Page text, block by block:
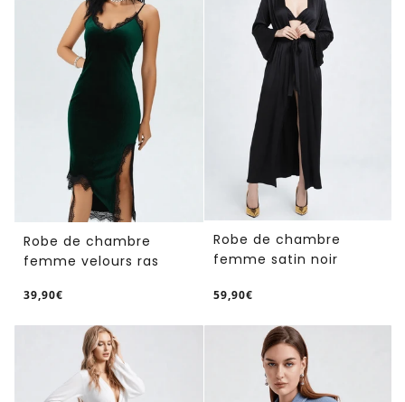
Robe de chambre
femme velours ras
39,90€
normal
/
PRIX
UNITAIRE
Robe de chambre
femme satin noir
59,90€
normal
/
PRIX
UNITAIRE